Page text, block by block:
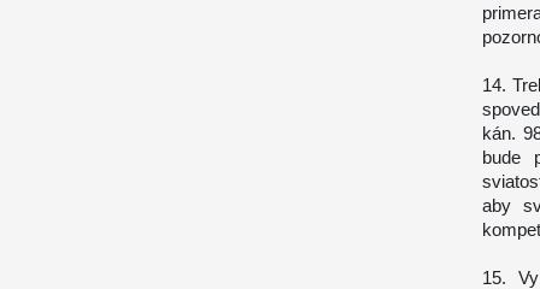
14.
kán.
bude
aby
15.